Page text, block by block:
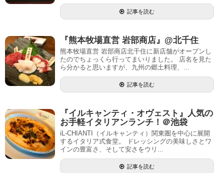
記事を読む
『熊本牧場直営 岩部商店』@北千住
熊本牧場直営 岩部商店北千住に新店舗がオープンし
たのでちょっくら行ってまいりました。 店名を見た
ら分かると思いますが、九州の郷土料理、...
記事を読む
『イルキャンティ・オヴェスト』人気の
お手軽イタリアンランチ！＠池袋
iL-CHIANTI（イルキャンティ）関東圏を中心に展開
するイタリア式食堂。 ドレッシングの美味しさとワ
インの豊富さ、そして安さをウリ...
記事を読む